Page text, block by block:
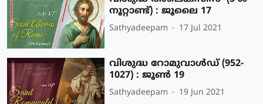
നൂറ്റാണ്ട്) : ജൂലൈ 17
Sathyadeepam 17 Jul 2021
വിശുദ്ധ റോമുവാള്‍ഡ് (952-
1027) : ജൂണ്‍ 19
Sathyadeepam 19 Jun 2021